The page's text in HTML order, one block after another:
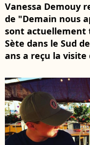
Vanessa Demouy
de "Demain nous
sont actuellement
Sète dans le Sud
ans a reçu la visite